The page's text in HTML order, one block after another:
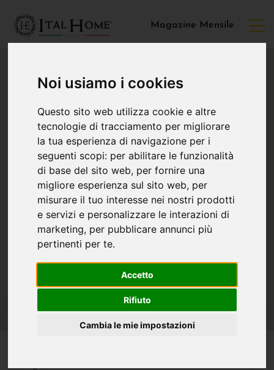
Noi usiamo i cookies
Questo sito web utilizza cookie e altre
tecnologie di tracciamento per migliorare
la tua esperienza di navigazione per i
seguenti scopi: per abilitare le funzionalità
di base del sito web, per fornire una
migliore esperienza sul sito web, per
misurare il tuo interesse nei nostri prodotti
e servizi e personalizzare le interazioni di
marketing, per pubblicare annunci più
pertinenti per te.
Accetto
Rifiuto
Cambia le mie impostazioni
Magazine Mensile
IN VENDITA IN AFFITTO